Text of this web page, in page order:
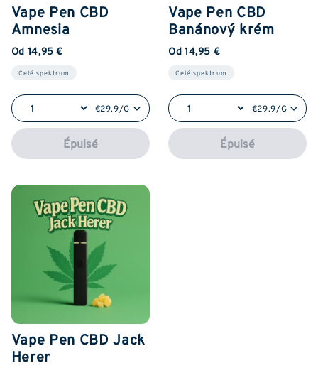
Vape Pen CBD
Amnesia
Od 14,95 €
Celé spektrum
€29.9/G
Épuisé
Vape Pen CBD
Banánový krém
Od 14,95 €
Celé spektrum
€29.9/G
Épuisé
Vape Pen CBD Jack
Herer